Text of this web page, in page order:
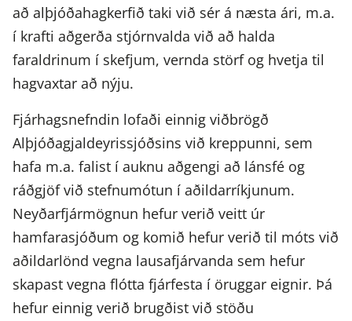
að alþjóðahagkerfið taki við sér á næsta ári, m.a.
í krafti aðgerða stjórnvalda við að halda
faraldrinum í skefjum, vernda störf og hvetja til
hagvaxtar að nýju.
Fjárhagsnefndin lofaði einnig viðbrögð
Alþjóðagjaldeyrissjóðsins við kreppunni, sem
hafa m.a. falist í auknu aðgengi að lánsfé og
ráðgjöf við stefnumótun í aðildarríkjunum.
Neyðarfjármögnun hefur verið veitt úr
hamfarasjóðum og komið hefur verið til móts við
aðildarlönd vegna lausafjárvanda sem hefur
skapast vegna flótta fjárfesta í öruggar eignir. Þá
hefur einnig verið brugðist við stöðu